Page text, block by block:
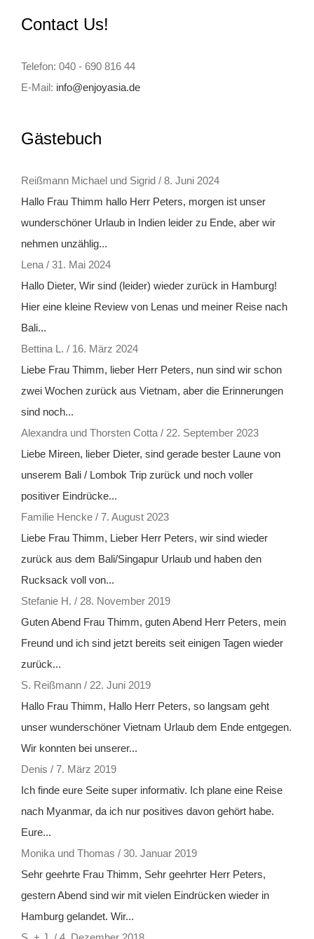
Contact Us!
Telefon: 040 - 690 816 44
E-Mail: info@enjoyasia.de
Gästebuch
Reißmann Michael und Sigrid / 8. Juni 2024
Hallo Frau Thimm hallo Herr Peters, morgen ist unser
wunderschöner Urlaub in Indien leider zu Ende, aber wir
nehmen unzählig...
Lena / 31. Mai 2024
Hallo Dieter, Wir sind (leider) wieder zurück in Hamburg!
Hier eine kleine Review von Lenas und meiner Reise nach
Bali...
Bettina L. / 16. März 2024
Liebe Frau Thimm, lieber Herr Peters, nun sind wir schon
zwei Wochen zurück aus Vietnam, aber die Erinnerungen
sind noch...
Alexandra und Thorsten Cotta / 22. September 2023
Liebe Mireen, lieber Dieter, sind gerade bester Laune von
unserem Bali / Lombok Trip zurück und noch voller
positiver Eindrücke...
Familie Hencke / 7. August 2023
Liebe Frau Thimm, Lieber Herr Peters, wir sind wieder
zurück aus dem Bali/Singapur Urlaub und haben den
Rucksack voll von...
Stefanie H. / 28. November 2019
Guten Abend Frau Thimm, guten Abend Herr Peters, mein
Freund und ich sind jetzt bereits seit einigen Tagen wieder
zurück...
S. Reißmann / 22. Juni 2019
Hallo Frau Thimm, Hallo Herr Peters, so langsam geht
unser wunderschöner Vietnam Urlaub dem Ende entgegen.
Wir konnten bei unserer...
Denis / 7. März 2019
Ich finde eure Seite super informativ. Ich plane eine Reise
nach Myanmar, da ich nur positives davon gehört habe.
Eure...
Monika und Thomas / 30. Januar 2019
Sehr geehrte Frau Thimm, Sehr geehrter Herr Peters,
gestern Abend sind wir mit vielen Eindrücken wieder in
Hamburg gelandet. Wir...